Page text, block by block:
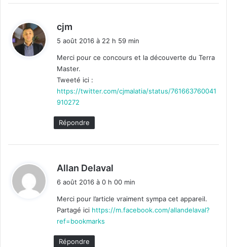
cjm
:
5 août 2016 à 22 h 59 min
Merci pour ce concours et la découverte du Terra
Master.
Tweeté ici :
https://twitter.com/cjmalatia/status/761663760041
910272
Répondre
Allan Delaval
:
6 août 2016 à 0 h 00 min
Merci pour l’article vraiment sympa cet appareil.
Partagé ici https://m.facebook.com/allandelaval?
ref=bookmarks
Répondre